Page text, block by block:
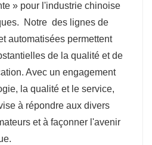
» pour l'industrie chinoise
Notre des lignes de
automatisées permettent
de la qualité et de
Avec un engagement
la qualité et le service,
à répondre aux divers
et à façonner l'avenir